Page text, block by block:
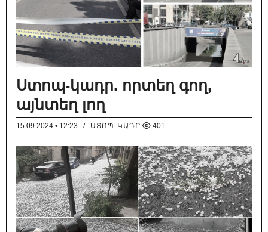
Ստոպ-կադր. որտեղ գող,
այնտեղ լող
15.09.2024 • 12:23 / ՍՏՈՊ-ԿԱԴՐ 401